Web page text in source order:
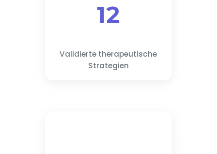
12
Validierte therapeutische
Strategien